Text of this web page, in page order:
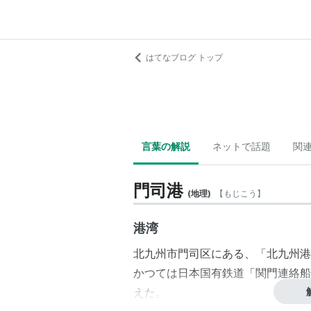
はてなブログ トップ
言葉の解説 ネットで話題 関
門司港 (地理) 【 もじこう 】
港湾
北九州市門司区にある、「北九州港
かつては日本国有鉄道 「関門連絡
えた。